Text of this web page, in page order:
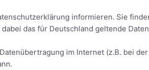
informieren. Sie
das für Deutschland geltende
im Internet (z.B. bei